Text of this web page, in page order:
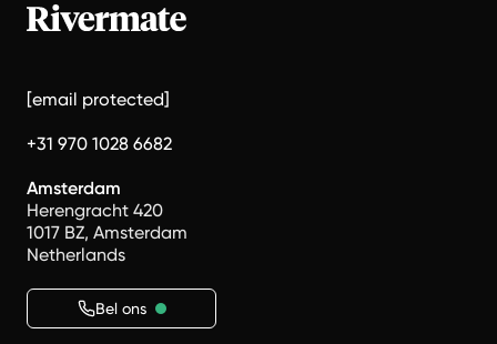
[email protected]
+31 970 1028 6682
Amsterdam
Herengracht 420
1017 BZ, Amsterdam
Netherlands
Bel ons